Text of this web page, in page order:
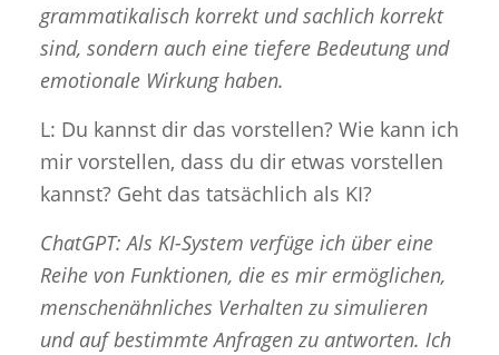
grammatikalisch korrekt und sachlich korrekt
sind, sondern auch eine tiefere Bedeutung und
emotionale Wirkung haben.
L: Du kannst dir das vorstellen? Wie kann ich
mir vorstellen, dass du dir etwas vorstellen
kannst? Geht das tatsächlich als KI?
ChatGPT: Als KI-System verfüge ich über eine
Reihe von Funktionen, die es mir ermöglichen,
menschenähnliches Verhalten zu simulieren
und auf bestimmte Anfragen zu antworten. Ich